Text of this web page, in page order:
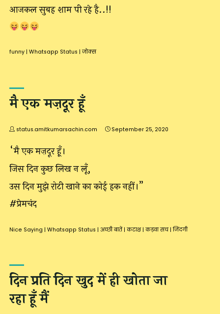
आजकल सुबह शाम पी रहे है..!!
funny | Whatsapp Status | जोक्स
मै एक मज़दूर हूँ
status.amitkumarsachin.com September 25, 2020
“मै एक मज़दूर हूँ।
जिस दिन कुछ लिख न लूँ,
उस दिन मुझे रोटी खाने का कोई हक नहीं।”
#प्रेमचंद
Nice Saying | Whatsapp Status | अच्छी बातें | कटाक्ष | कड़वा सच | जिंदगी
दिन प्रति दिन खुद में ही खोता जा
रहा हूँ मैं